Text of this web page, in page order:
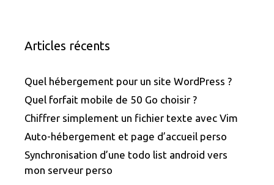
Articles récents
Quel hébergement pour un site WordPress ?
Quel forfait mobile de 50 Go choisir ?
Chiffrer simplement un fichier texte avec Vim
Auto-hébergement et page d’accueil perso
Synchronisation d’une todo list android vers
mon serveur perso